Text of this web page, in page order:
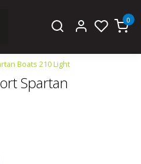
0
Boats 210 Light
Spartan